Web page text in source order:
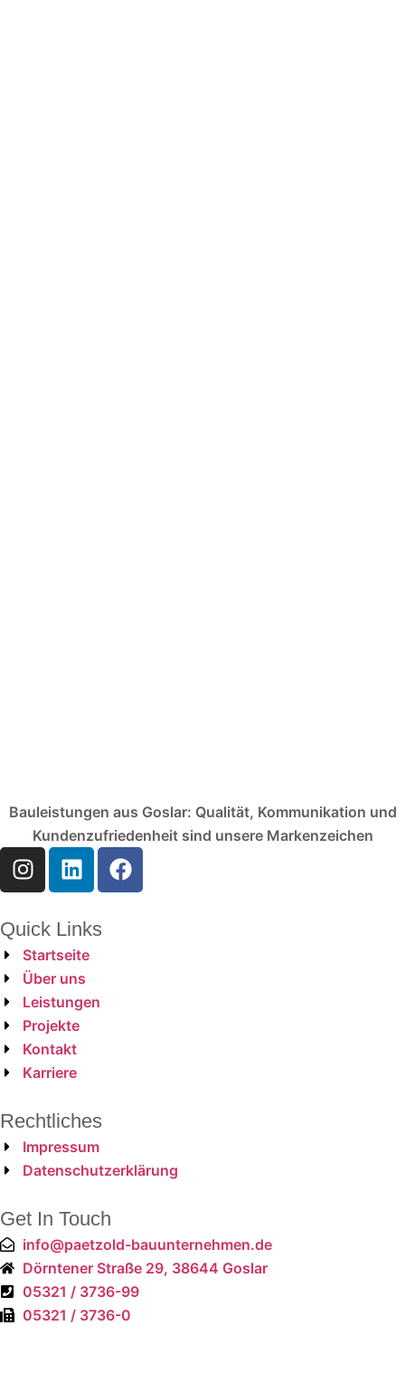
Bauleistungen aus Goslar: Qualität, Kommunikation und
Kundenzufriedenheit sind unsere Markenzeichen
Quick Links
Startseite
Über uns
Leistungen
Projekte
Kontakt
Karriere
Rechtliches
Impressum
Datenschutzerklärung
Get In Touch
info@paetzold-bauunternehmen.de
Dörntener Straße 29, 38644 Goslar
05321 / 3736-99
05321 / 3736-0